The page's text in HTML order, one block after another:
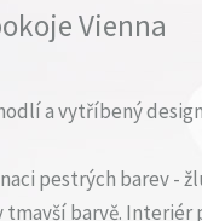
Vienna
a vytříbený
pestrých barev -
tmavší barvě. Interiér